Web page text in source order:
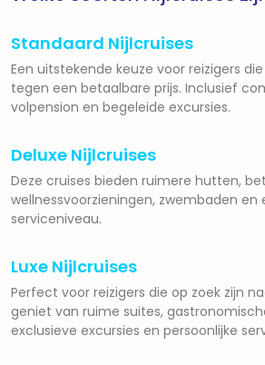
Standaard Nijlcruises
Een uitstekende keuze voor reizigers
tegen een betaalbare prijs. Inclusief
volpension en begeleide excursies.
Deluxe Nijlcruises
Deze cruises bieden ruimere hutten,
wellnessvoorzieningen, zwembaden en
serviceniveau.
Luxe Nijlcruises
Perfect voor reizigers die op zoek zijn
geniet van ruime suites,
exclusieve excursies en persoonlijke